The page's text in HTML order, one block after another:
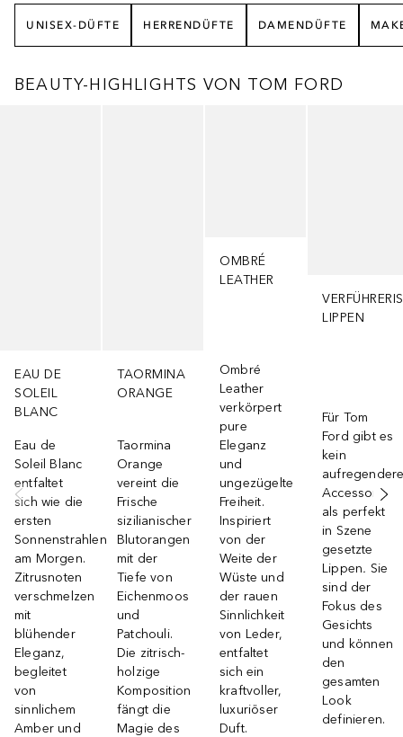
UNISEX-DÜFTE HERRENDÜFTE DAMENDÜFTE
BEAUTY-HIGHLIGHTS VON TOM FORD
EAU DE
SOLEIL
BLANC
Eau de
Soleil Blanc
entfaltet
sich wie die
ersten
Sonnenstrahlen
am Morgen.
Zitrusnoten
verschmelzen
mit
blühender
Eleganz,
begleitet
von
sinnlichem
Amber und
TAORMINA
ORANGE
Taormina
Orange
vereint die
Frische
sizilianischer
Blutorangen
mit der
Tiefe von
Eichenmoos
und
Patchouli.
Die zitrisch-
holzige
Komposition
fängt die
Magie des
OMBRÉ
LEATHER
Ombré
Leather
verkörpert
pure
Eleganz
und
ungezügelte
Freiheit.
Inspiriert
von der
Weite der
Wüste und
der rauen
Sinnlichkeit
von Leder,
entfaltet
sich ein
kraftvoller,
luxuriöser
Duft.
LIPPEN
Für Tom
Ford gibt es
kein
Accessoire
als perfekt
in Szene
gesetzte
Lippen. Sie
sind der
Fokus des
Gesichts
und können
den
gesamten
Look
definieren.